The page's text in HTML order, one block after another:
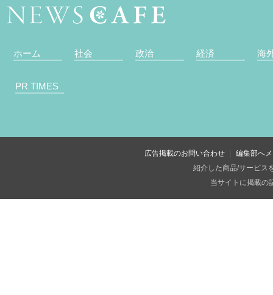
ホーム 社会 政治 経済 海
PR TIMES
広告掲載のお問い合わせ
編集部へ
紹介した商品/サービス
当サイトに掲載の